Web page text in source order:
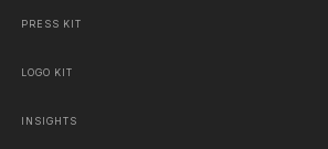
PRESS KIT
LOGO KIT
INSIGHTS